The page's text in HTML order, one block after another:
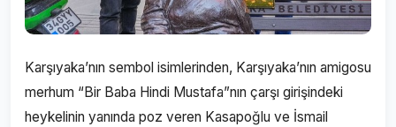
Karşıyaka’nın sembol isimlerinden, Karşıyaka’nın amigosu
merhum “Bir Baba Hindi Mustafa”nın çarşı girişindeki
heykelinin yanında poz veren Kasapoğlu ve İsmail